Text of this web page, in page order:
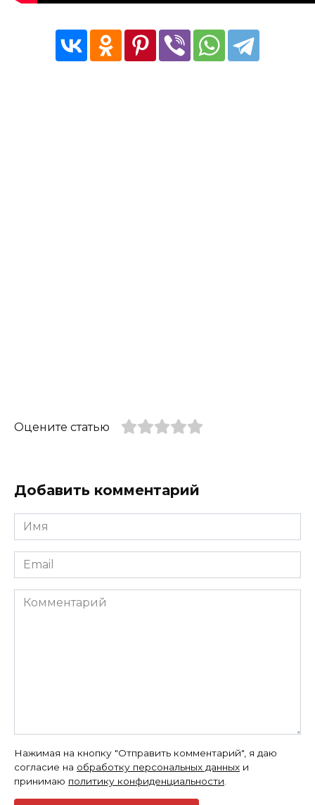
Оцените статью
Добавить комментарий
Имя
*
Email
*
Комментарий
Нажимая на кнопку "Отправить комментарий", я даю
согласие на обработку персональных данных и
принимаю политику конфиденциальности